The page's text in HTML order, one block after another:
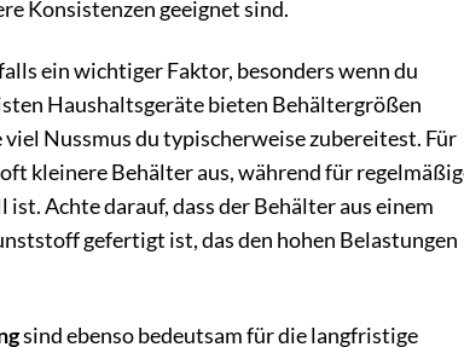
Konsistenzen geeignet sind.
ein wichtiger Faktor, besonders wenn du
Haushaltsgeräte bieten Behältergrößen
Nussmus du typischerweise zubereitest. Für
kleinere Behälter aus, während für
Achte darauf, dass der Behälter aus einem
gefertigt ist, das den hohen Belastungen
sind ebenso bedeutsam für die langfristige